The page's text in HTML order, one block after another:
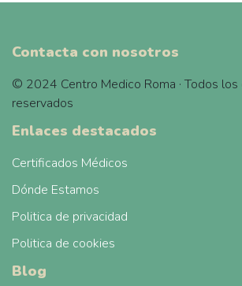
Contacta con nosotros
© 2024 Centro Medico Roma · Todos los
reservados
Enlaces destacados
Certificados Médicos
Dónde Estamos
Politica de privacidad
Politica de cookies
Blog